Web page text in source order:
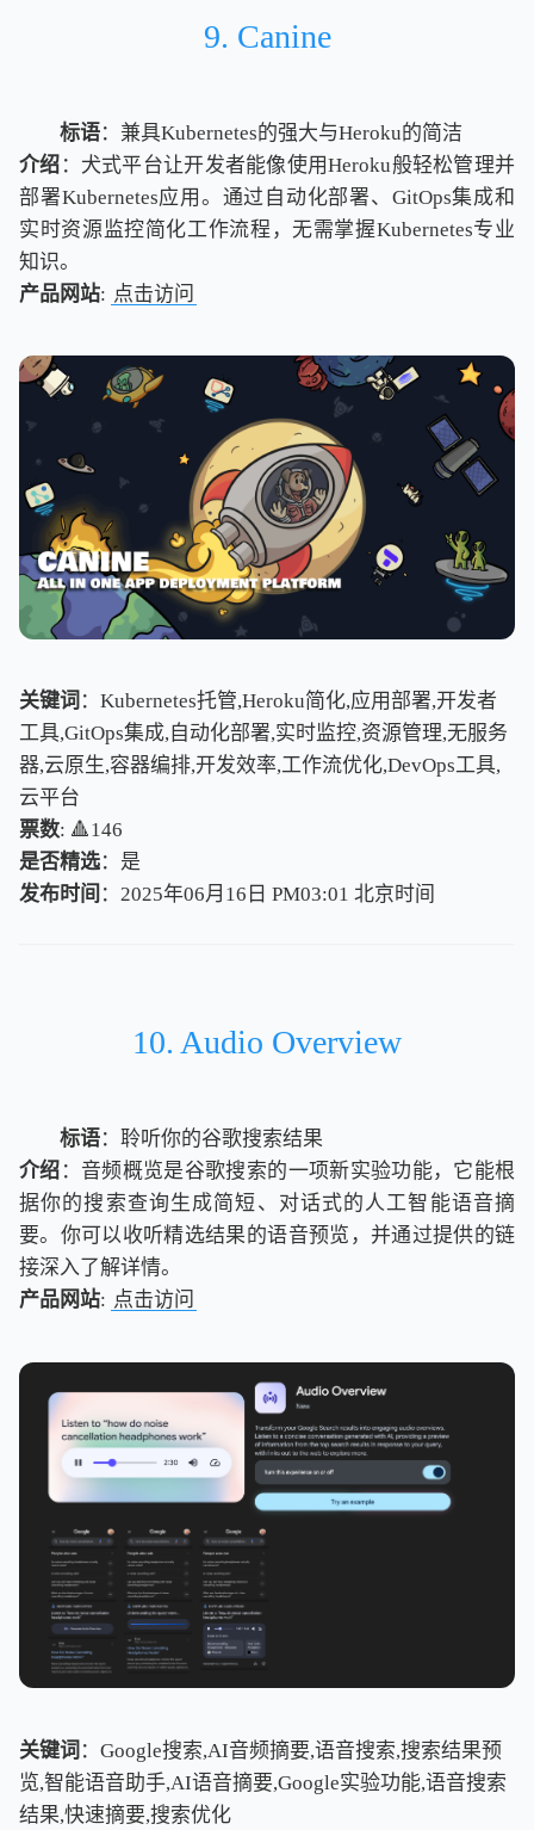
9. Canine
标语：兼具Kubernetes的强大与Heroku的简洁
介绍 ：犬式平台让开发者能像使用Heroku般轻松管理并
部署Kubernetes应用。通过自动化部署、GitOps集成和
实时资源监控简化工作流程，无需掌握Kubernetes专业
知识。
产品网站: 点击访问
关键词 ：Kubernetes托管,Heroku简化,应用部署,开发者
工具,GitOps集成,自动化部署,实时监控,资源管理,无服务
器,云原生,容器编排,开发效率,工作流优化,DevOps工具,
云平台
票数: 🔺146
是否精选：是
发布时间 ：2025年06月16日 PM03:01 北京时间
北京时间
10. Audio Overview
标语：聆听你的谷歌搜索结果
介绍 ：音频概览是谷歌搜索的一项新实验功能，它能根
据你的搜索查询生成简短、对话式的人工智能语音摘
要。你可以收听精选结果的语音预览，并通过提供的链
接深入了解详情。
产品网站: 点击访问
关键词 ：Google搜索,AI音频摘要,语音搜索,搜索结果预
览,智能语音助手,AI语音摘要,Google实验功能,语音搜索
结果,快速摘要,搜索优化